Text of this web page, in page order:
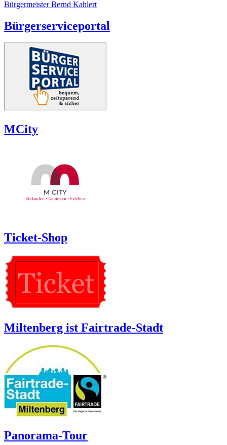
Bürgermeister Bernd Kahlert
Bürgerserviceportal
MCity
Ticket-Shop
Miltenberg ist Fairtrade-Stadt
Panorama-Tour